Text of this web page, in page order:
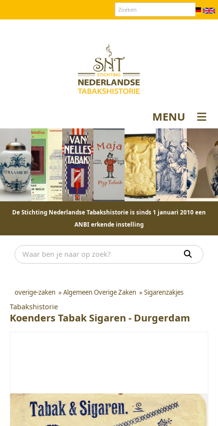
MENU
De Stichting Nederlandse Tabakshistorie is sinds 1 januari 2010 een
ANBI erkende instelling
overige-zaken » Algemeen Overige Zaken » Sigarenzakjes
Tabakshistorie
Koenders Tabak Sigaren - Durgerdam